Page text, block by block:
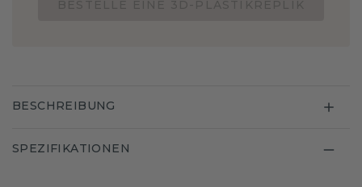
BESCHREIBUNG
SPEZIFIKATIONEN